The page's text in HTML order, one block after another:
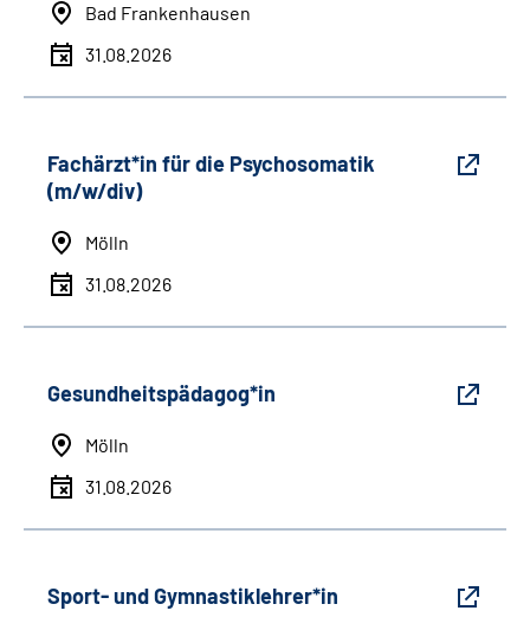
Bad Frankenhausen
31.08.2026
Fachärzt*in für die Psychosomatik
(m/w/div)
Mölln
31.08.2026
Gesundheitspädagog*in
Mölln
31.08.2026
Sport- und Gymnastiklehrer*in